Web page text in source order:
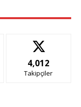
4,012
Takipçiler